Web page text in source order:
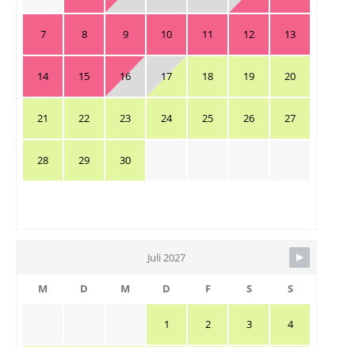
7 8 9 10 11 12 13
14 15 16 17 18 19 20
21 22 23 24 25 26 27
28 29 30
Juli 2027
M D M D F S S
1 2 3 4